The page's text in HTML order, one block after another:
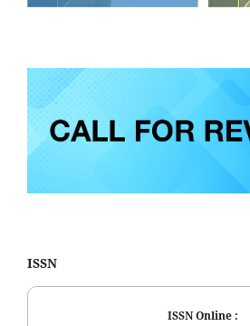
ISSN
ISSN Online :